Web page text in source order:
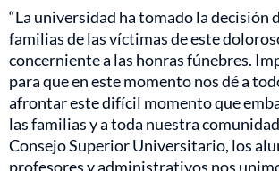
“La universidad ha tomado la decisión
familias de las víctimas de este
concerniente a las honras fúnebres.
para que en este momento nos dé a
afrontar este difícil momento que
las familias y a toda nuestra
Consejo Superior Universitario, los
profesores y administrativos nos